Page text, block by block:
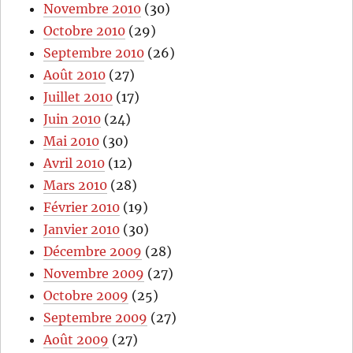
Novembre 2010 (30)
Octobre 2010 (29)
Septembre 2010 (26)
Août 2010 (27)
Juillet 2010 (17)
Juin 2010 (24)
Mai 2010 (30)
Avril 2010 (12)
Mars 2010 (28)
Février 2010 (19)
Janvier 2010 (30)
Décembre 2009 (28)
Novembre 2009 (27)
Octobre 2009 (25)
Septembre 2009 (27)
Août 2009 (27)